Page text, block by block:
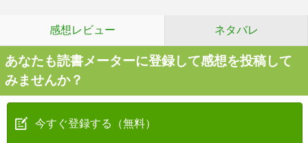
感想レビュー ネタバレ
あなたも読書メーターに登録して感想を投稿して
みませんか？
今すぐ登録する（無料）